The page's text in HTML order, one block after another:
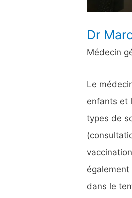
Dr
Médecin
Le
enfants et
types de
également
dans le